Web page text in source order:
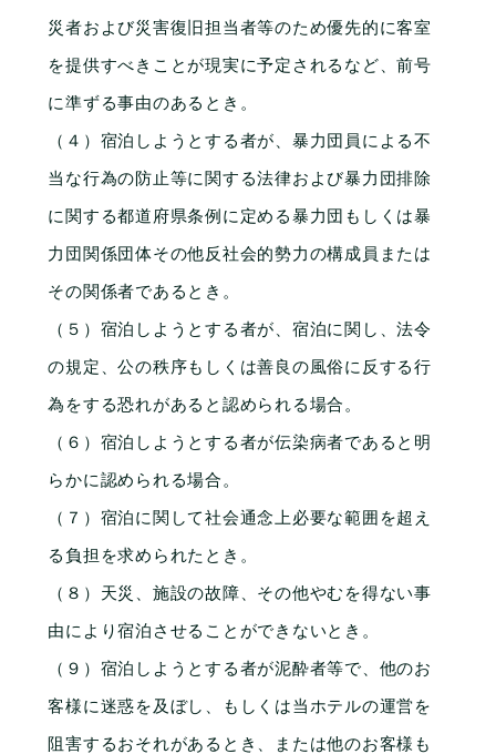
災者および災害復旧担当者等のため優先的に客室
を提供すべきことが現実に予定されるなど、前号
に準ずる事由のあるとき。
（４）宿泊しようとする者が、暴力団員による不
当な行為の防止等に関する法律および暴力団排除
に関する都道府県条例に定める暴力団もしくは暴
力団関係団体その他反社会的勢力の構成員または
その関係者であるとき。
（５）宿泊しようとする者が、宿泊に関し、法令
の規定、公の秩序もしくは善良の風俗に反する行
為をする恐れがあると認められる場合。
（６）宿泊しようとする者が伝染病者であると明
らかに認められる場合。
（７）宿泊に関して社会通念上必要な範囲を超え
る負担を求められたとき。
（８）天災、施設の故障、その他やむを得ない事
由により宿泊させることができないとき。
（９）宿泊しようとする者が泥酔者等で、他のお
客様に迷惑を及ぼし、もしくは当ホテルの運営を
阻害するおそれがあるとき、または他のお客様も